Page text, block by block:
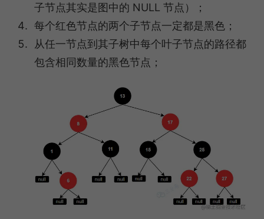
子节点其实是图中的 NULL 节点）；
每个红色节点的两个子节点一定都是黑色；
从任一节点到其子树中每个叶子节点的路径都
包含相同数量的黑色节点；